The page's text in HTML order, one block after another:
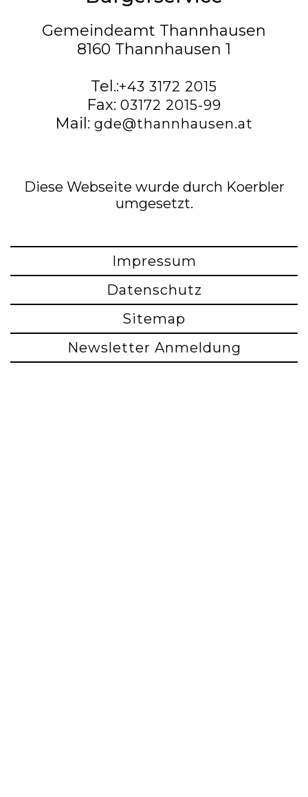
Gemeindeamt Thannhausen
8160 Thannhausen 1
Tel.:+43 3172 2015
Fax: 03172 2015-99
Mail: gde@thannhausen.at
Diese Webseite wurde durch Koerbler
umgesetzt.
Impressum
Datenschutz
Sitemap
Newsletter Anmeldung